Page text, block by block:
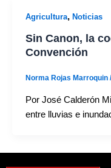
Agricultura, Noticias
Sin Canon, la
Convención
Norma Rojas Marroquin
Por José Calderón
entre lluvias e